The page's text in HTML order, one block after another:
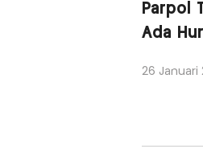
Parpol
Ada
26 Januari